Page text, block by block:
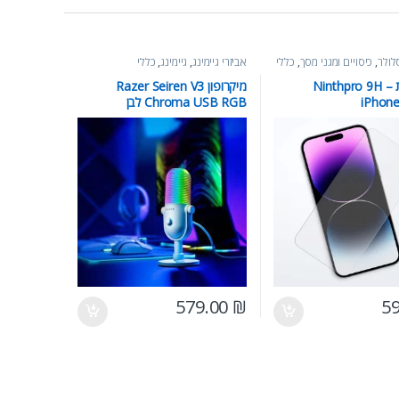
, כיסויים ומגני מסך, כללי
מגן זכוכית Ninthpro 9H –
אביזרי גיימינג, גיימינג, כללי
מיקרופון Razer Seiren V3
Chroma USB RGB לבן
579.00 ₪